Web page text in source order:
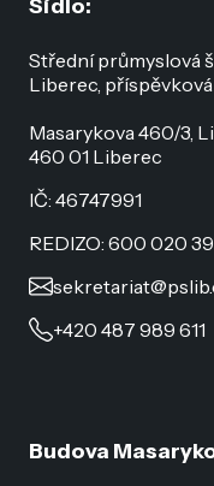
Sídlo:
Střední průmyslová
Liberec,
Masarykova 460/3,
460 01 Liberec
IČ: 46747991
REDIZO: 600 020
+420 487 989 611
Budova